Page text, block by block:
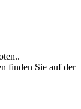
finden Sie auf der